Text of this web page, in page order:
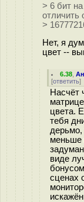
> 6 бит
отличить
>
Нет, я
цвет --
6.38 ,
[ответить]
Насчёт
цвета.
тебя
меньше
виде
сценах